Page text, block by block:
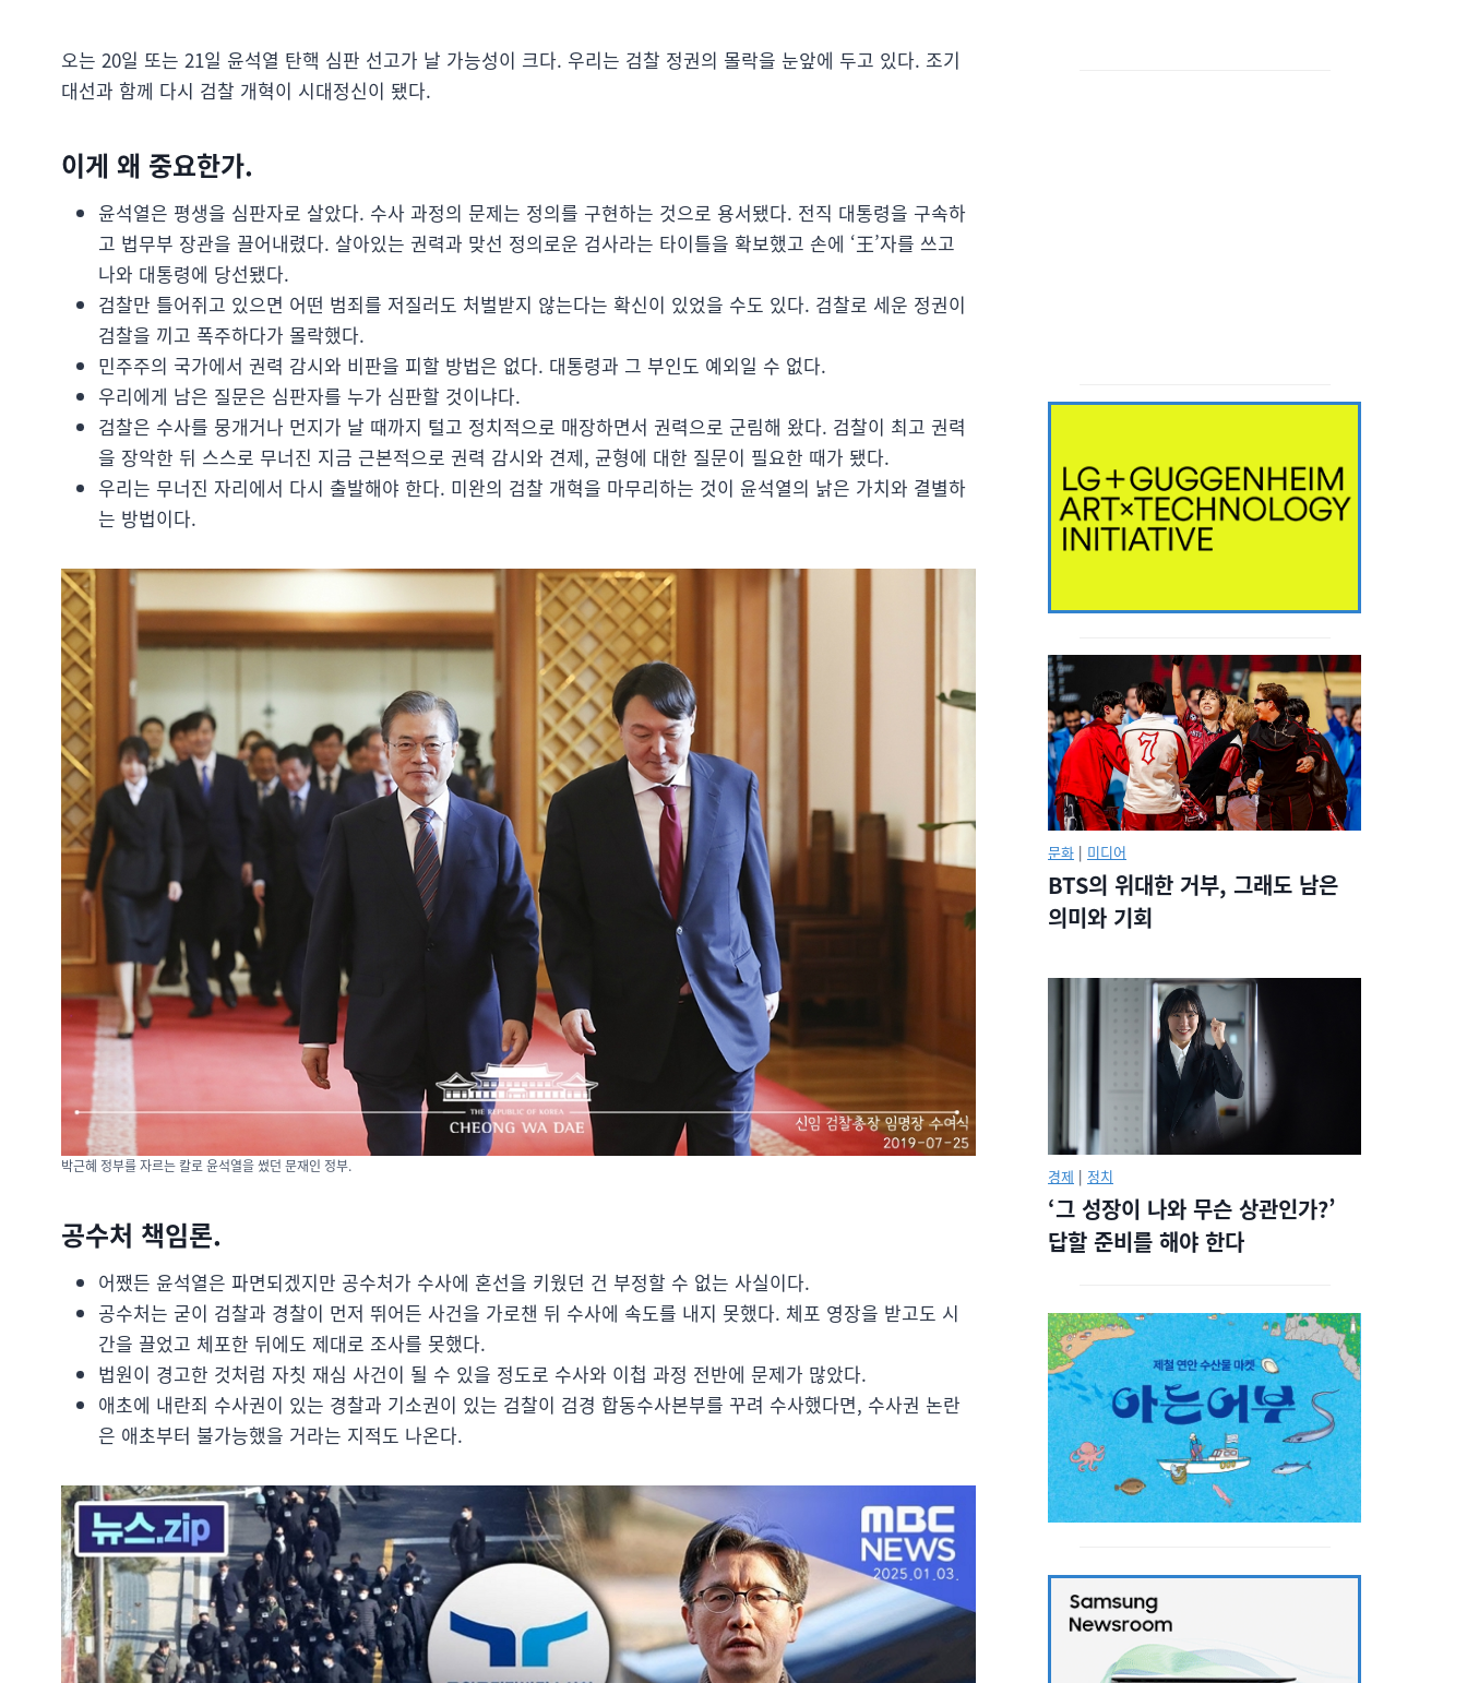
오는 20일 또는 21일 윤석열 탄핵 심판 선고가 날 가능성이 크다. 우리는 검찰 정권의 몰락을 눈앞에 두고 있다. 조기
대선과 함께 다시 검찰 개혁이 시대정신이 됐다.
이게 왜 중요한가.
윤석열은 평생을 심판자로 살았다. 수사 과정의 문제는 정의를 구현하는 것으로 용서됐다. 전직 대통령을 구속하
고 법무부 장관을 끌어내렸다. 살아있는 권력과 맞선 정의로운 검사라는 타이틀을 확보했고 손에 ‘王’자를 쓰고
나와 대통령에 당선됐다.
검찰만 틀어쥐고 있으면 어떤 범죄를 저질러도 처벌받지 않는다는 확신이 있었을 수도 있다. 검찰로 세운 정권이
검찰을 끼고 폭주하다가 몰락했다.
민주주의 국가에서 권력 감시와 비판을 피할 방법은 없다. 대통령과 그 부인도 예외일 수 없다.
우리에게 남은 질문은 심판자를 누가 심판할 것이냐다.
검찰은 수사를 뭉개거나 먼지가 날 때까지 털고 정치적으로 매장하면서 권력으로 군림해 왔다. 검찰이 최고 권력
을 장악한 뒤 스스로 무너진 지금 근본적으로 권력 감시와 견제, 균형에 대한 질문이 필요한 때가 됐다.
우리는 무너진 자리에서 다시 출발해야 한다. 미완의 검찰 개혁을 마무리하는 것이 윤석열의 낡은 가치와 결별하
는 방법이다.
박근혜 정부를 자르는 칼로 윤석열을 썼던 문재인 정부.
공수처 책임론.
어쨌든 윤석열은 파면되겠지만 공수처가 수사에 혼선을 키웠던 건 부정할 수 없는 사실이다.
공수처는 굳이 검찰과 경찰이 먼저 뛰어든 사건을 가로챈 뒤 수사에 속도를 내지 못했다. 체포 영장을 받고도 시
간을 끌었고 체포한 뒤에도 제대로 조사를 못했다.
법원이 경고한 것처럼 자칫 재심 사건이 될 수 있을 정도로 수사와 이첩 과정 전반에 문제가 많았다.
애초에 내란죄 수사권이 있는 경찰과 기소권이 있는 검찰이 검경 합동수사본부를 꾸려 수사했다면, 수사권 논란
은 애초부터 불가능했을 거라는 지적도 나온다.
문화 | 미디어
BTS의 위대한 거부, 그래도 남은
의미와 기회
경제 | 정치
‘그 성장이 나와 무슨 상관인가?’
답할 준비를 해야 한다